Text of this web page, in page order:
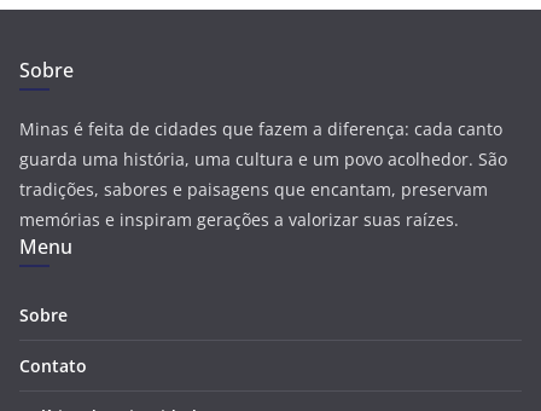
Sobre
Minas é feita de cidades que fazem a diferença: cada canto
guarda uma história, uma cultura e um povo acolhedor. São
tradições, sabores e paisagens que encantam, preservam
memórias e inspiram gerações a valorizar suas raízes.
Menu
Sobre
Contato